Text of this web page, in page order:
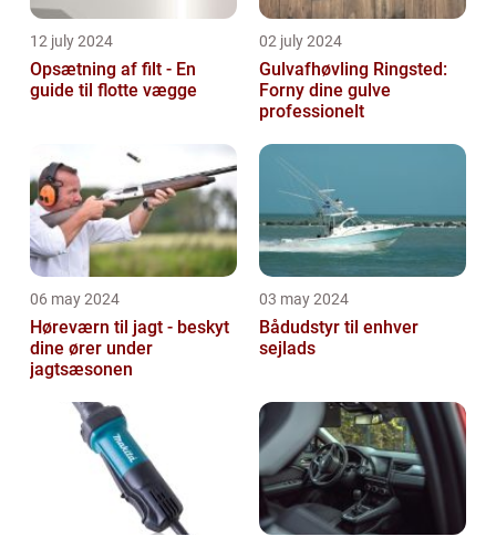
12 july 2024
Opsætning af filt - En
guide til flotte vægge
02 july 2024
Gulvafhøvling Ringsted:
Forny dine gulve
professionelt
06 may 2024
Høreværn til jagt - beskyt
dine ører under
jagtsæsonen
03 may 2024
Bådudstyr til enhver
sejlads